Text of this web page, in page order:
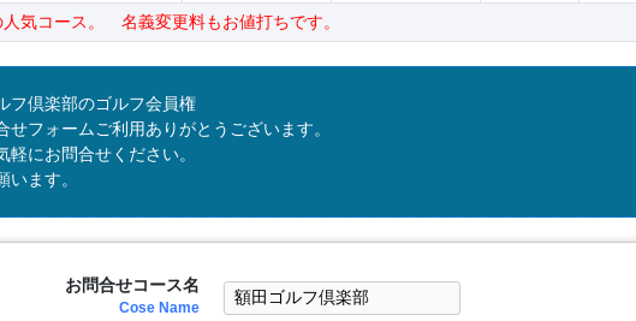
コース。 名義変更料もお値打ちです。
フ倶楽部のゴルフ会員権
せフォームご利用ありがとうございます。
にお問合せください。
ます。
お問合せコース名
Cose Name